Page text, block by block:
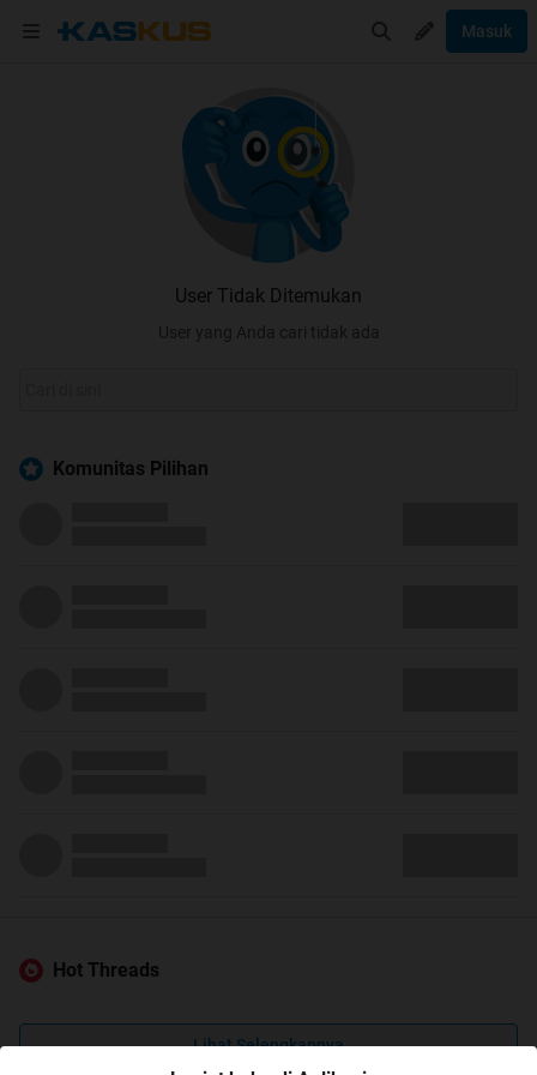
Masuk
User Tidak Ditemukan
User yang Anda cari tidak ada
Komunitas Pilihan
Hot Threads
Lihat Selengkapnya